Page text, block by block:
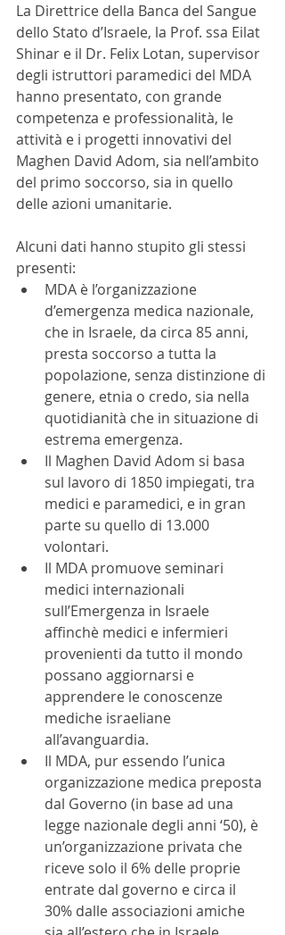
La Direttrice della Banca del Sangue
dello Stato d’Israele, la Prof. ssa Eilat
Shinar e il Dr. Felix Lotan, supervisor
degli istruttori paramedici del MDA
hanno presentato, con grande
competenza e professionalità, le
attività e i progetti innovativi del
Maghen David Adom, sia nell’ambito
del primo soccorso, sia in quello
delle azioni umanitarie.
Alcuni dati hanno stupito gli stessi
presenti:
MDA è l’organizzazione
d’emergenza medica nazionale,
che in Israele, da circa 85 anni,
presta soccorso a tutta la
popolazione, senza distinzione di
genere, etnia o credo, sia nella
quotidianità che in situazione di
estrema emergenza.
Il Maghen David Adom si basa
sul lavoro di 1850 impiegati, tra
medici e paramedici, e in gran
parte su quello di 13.000
volontari.
Il MDA promuove seminari
medici internazionali
sull’Emergenza in Israele
affinchè medici e infermieri
provenienti da tutto il mondo
possano aggiornarsi e
apprendere le conoscenze
mediche israeliane
all’avanguardia.
Il MDA, pur essendo l’unica
organizzazione medica preposta
dal Governo (in base ad una
legge nazionale degli anni ‘50), è
un’organizzazione privata che
riceve solo il 6% delle proprie
entrate dal governo e circa il
30% dalle associazioni amiche